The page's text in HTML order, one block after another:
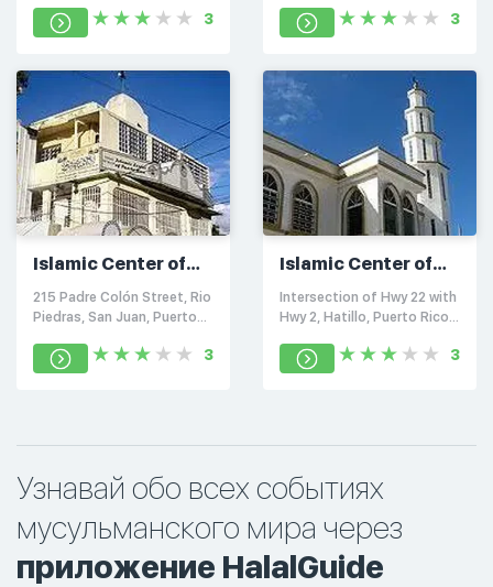
3 3
Islamic Center of
Puerto Rico
215 Padre Colón Street, Rio
Piedras, San Juan, Puerto
3
Islamic Center of
Hatillo
Intersection of Hwy 22 with
Hwy 2, Hatillo, Puerto Rico
3
Узнавай обо всех событиях
мусульманского мира через
приложение HalalGuide